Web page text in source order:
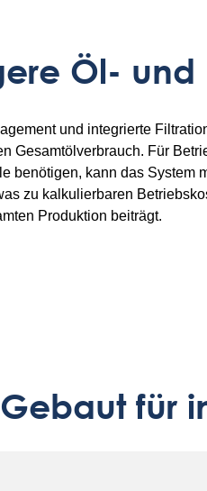
Öl- und
und integrierte
Gesamtölverbrauch. Für
benötigen, kann das System
zu kalkulierbaren
Produktion beiträgt.
Gebaut für